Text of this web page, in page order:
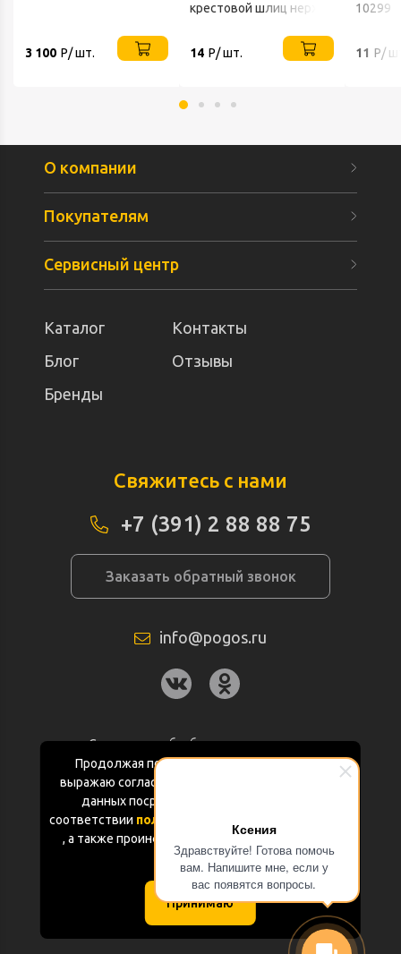
Ксения
Здравствуйте! Готова помочь
вам. Напишите мне, если у
вас появятся вопросы.
3 100 Р/ шт.
крестовой шлиц нерж
14 Р/ шт.
10299
11 Р/
Продолжая пользоваться данным сайтом
выражаю согласие на обработку персональных
данных посредством Яндекс.Метрика в
соответствии политикой конфиденциальности
, а также проинформирован об использовании
Cookie-файлов
Принимаю
О компании
Покупателям
Сервисный центр
Каталог
Контакты
Блог
Отзывы
Бренды
Свяжитесь с нами
+7 (391) 2 88 88 75
Заказать обратный звонок
info@pogos.ru
Согласие на обработку персональных
данных
Политика конфиденциальности
Документация
Карта сайта
(с) «POGOS.ru» 2010-2026 (ИП Чивчян М.Р.)